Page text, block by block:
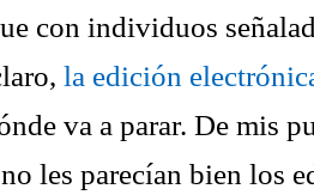
con individuos
la edición
va a parar. De mis
les parecían bien los